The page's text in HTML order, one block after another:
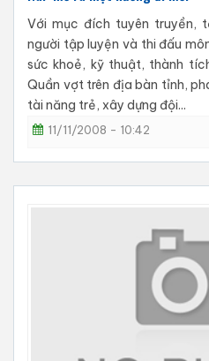
Với mục đích tuyên truyền,
người tập luyện và thi đấu
sức khoẻ, kỹ thuật, thành
Quần vợt trên địa bàn tỉnh,
tài năng trẻ, xây dựng đội...
11/11/2008 - 10:42